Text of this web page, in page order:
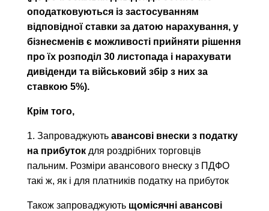
оподатковуються із застосуванням
відповідної ставки за датою нарахування, у
бізнесменів є можливості прийняти рішення
про їх розподіл 30 листопада і нарахувати
дивіденди та військовий збір з них за
ставкою 5%).
Крім того,
1. Запроваджують авансові внески з податку
на прибутокдля роздрібних торговців
пальним. Розміри авансового внеску з ПДФО
такі ж, як і для платників податку на прибуток
Також запроваджують щомісячні авансові